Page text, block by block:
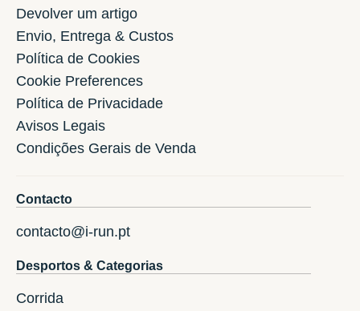
Devolver um artigo
Envio, Entrega & Custos
Política de Cookies
Cookie Preferences
Política de Privacidade
Avisos Legais
Condições Gerais de Venda
Contacto
contacto@i-run.pt
Desportos & Categorias
Corrida